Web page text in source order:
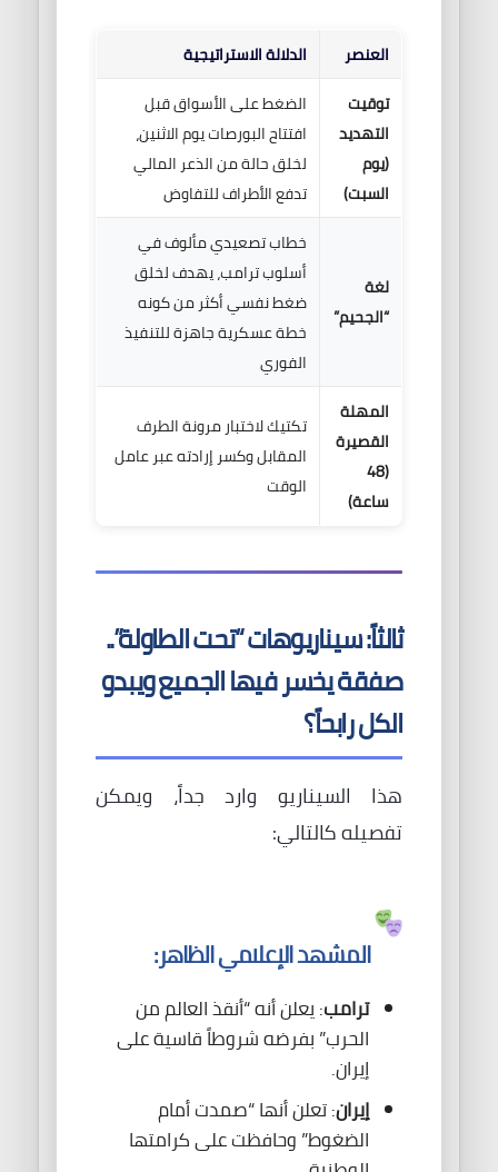
العنصر
الدلالة الاستراتيجية
توقيت
التهديد
(يوم
السبت)
الضغط على الأسواق قبل
افتتاح البورصات يوم الاثنين،
لخلق حالة من الذعر المالي
تدفع الأطراف للتفاوض
لغة
“الجحيم”
خطاب تصعيدي مألوف في
أسلوب ترامب، يهدف لخلق
ضغط نفسي أكثر من كونه
خطة عسكرية جاهزة للتنفيذ
الفوري
المهلة
القصيرة
(48
ساعة)
تكتيك لاختبار مرونة الطرف
المقابل وكسر إرادته عبر عامل
الوقت
ثالثاً: سيناريوهات “تحت الطاولة”..
صفقة يخسر فيها الجميع ويبدو
الكل رابحاً؟
هذا السيناريو وارد جداً، ويمكن
تفصيله كالتالي:
المشهد الإعلامي الظاهر:
ترامب: يعلن أنه “أنقذ العالم من
الحرب” بفرضه شروطاً قاسية على
إيران.
إيران: تعلن أنها “صمدت أمام
الضغوط” وحافظت على كرامتها